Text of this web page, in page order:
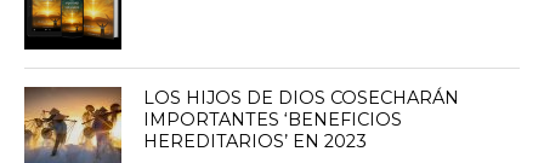
LOS HIJOS DE DIOS COSECHARÁN
IMPORTANTES ‘BENEFICIOS
HEREDITARIOS’ EN 2023